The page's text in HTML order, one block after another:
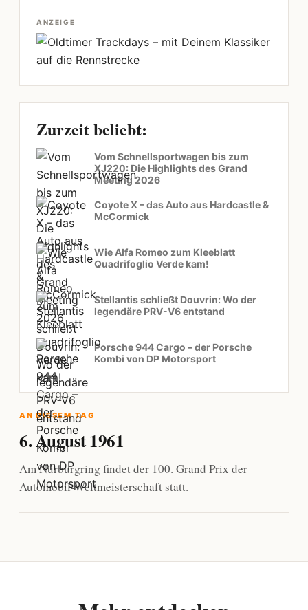
ANZEIGE
Zurzeit beliebt:
Vom Schnellsportwagen bis zum
XJ220: Die Highlights des Grand
Meeting 2026
Coyote X – das Auto aus Hardcastle &
McCormick
Wie Alfa Romeo zum Kleeblatt
Quadrifoglio Verde kam!
Stellantis schließt Douvrin: Wo der
legendäre PRV-V6 entstand
Porsche 944 Cargo – der Porsche
Kombi von DP Motorsport
AN DIESEM TAG
6. August 1961
Am Nürburgring findet der 100. Grand Prix der
Automobil-Weltmeisterschaft statt.